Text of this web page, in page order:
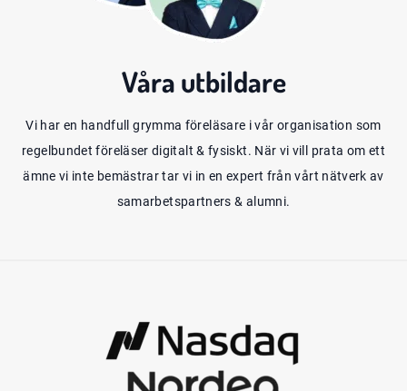
Våra utbildare
Vi har en handfull grymma föreläsare i vår organisation som
regelbundet föreläser digitalt & fysiskt. När vi vill prata om ett
ämne vi inte bemästrar tar vi in en expert från vårt nätverk av
samarbetspartners & alumni.